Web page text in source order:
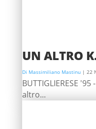
UN ALTRO
Di Massimiliano Mastinu| 22
BUTTIGLIERESE '95
altro...